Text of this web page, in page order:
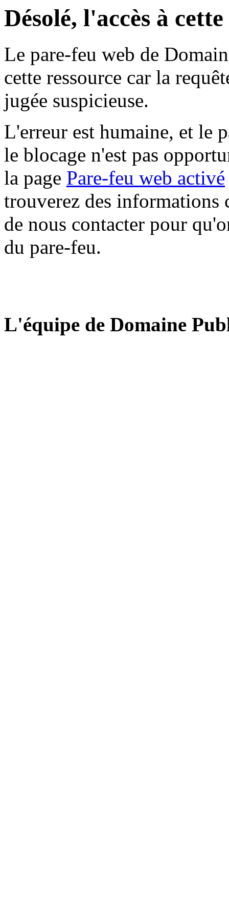
Désolé, l'accès à
Le pare-feu web de
cette ressource car la
jugée suspicieuse.
L'erreur est humaine, et le
le blocage n'est pas
la page Pare-feu web activé
trouverez des informations
de nous contacter pour
du pare-feu.
L'équipe de Domaine